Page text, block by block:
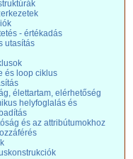
- értékadás
utasítás
és loop ciklus
élettartam, elérhetőség
helyfoglalás és
és az attribútumokhoz